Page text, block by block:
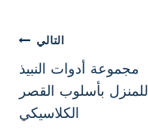
التالي
مجموعة أدوات النبيذ
للمنزل بأسلوب القصر
الكلاسيكي